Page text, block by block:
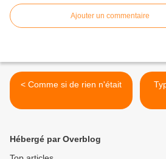
Ajouter un commentaire
< Comme si de rien n'était
Hébergé par Overblog